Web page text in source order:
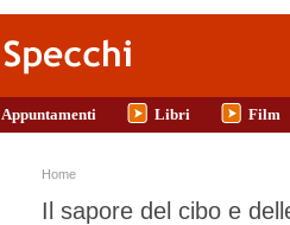
Appuntamenti Libri Film
Tu sei qui
Home
Il sapore del cibo e